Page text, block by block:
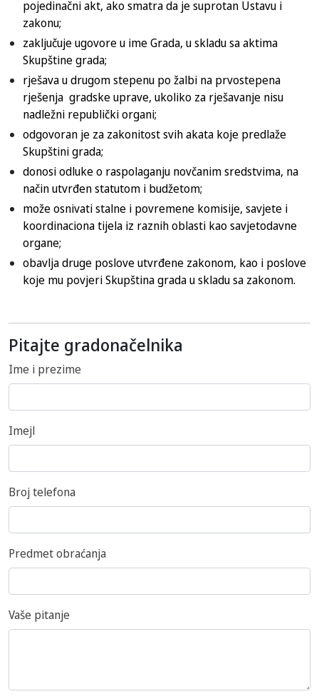
pojedinačni akt, ako smatra da je suprotan Ustavu i
zakonu;
zaključuje ugovore u ime Grada, u skladu sa aktima
Skupštine grada;
rješava u drugom stepenu po žalbi na prvostepena
rješenja gradske uprave, ukoliko za rješavanje nisu
nadležni republički organi;
odgovoran je za zakonitost svih akata koje predlaže
Skupštini grada;
donosi odluke o raspolaganju novčanim sredstvima, na
način utvrđen statutom i budžetom;
može osnivati stalne i povremene komisije, savjete i
koordinaciona tijela iz raznih oblasti kao savjetodavne
organe;
obavlja druge poslove utvrđene zakonom, kao i poslove
koje mu povjeri Skupština grada u skladu sa zakonom.
Pitajte gradonačelnika
Ime i prezime
Imejl
Broj telefona
Predmet obraćanja
Vaše pitanje